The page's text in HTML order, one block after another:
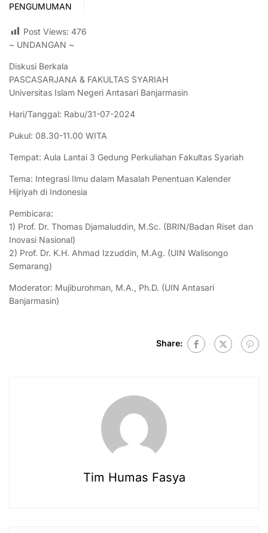
PENGUMUMAN
Post Views: 476
~ UNDANGAN ~
Diskusi Berkala
PASCASARJANA & FAKULTAS SYARIAH
Universitas Islam Negeri Antasari Banjarmasin
Hari/Tanggal: Rabu/31-07-2024
Pukul: 08.30-11.00 WITA
Tempat: Aula Lantai 3 Gedung Perkuliahan Fakultas Syariah
Tema: Integrasi Ilmu dalam Masalah Penentuan Kalender
Hijriyah di Indonesia
Pembicara:
1) Prof. Dr. Thomas Djamaluddin, M.Sc. (BRIN/Badan Riset dan
Inovasi Nasional)
2) Prof. Dr. K.H. Ahmad Izzuddin, M.Ag. (UIN Walisongo
Semarang)
Moderator: Mujiburohman, M.A., Ph.D. (UIN Antasari
Banjarmasin)
Share:
Tim Humas Fasya